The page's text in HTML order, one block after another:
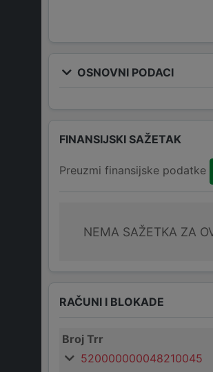
OSNOVNI PODACI
FINANSIJSKI SAŽETAK
Preuzmi finansijske podatke
NEMA SAŽETKA ZA
RAČUNI I BLOKADE
Broj Trr
520000000048210045